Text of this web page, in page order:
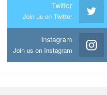
Twitter
Join us on Twitter
Instagram
Join us on Instagram